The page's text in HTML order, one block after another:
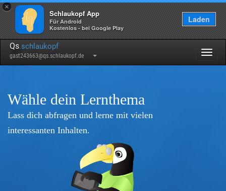
×
Schlaukopf App
Für Android
Kostenlos - bei Google Play
Laden
Qs.schlaukopf
gast243663@qs.schlaukopf.de
Wähle dein Lernthema
Lass dich abfragen und lerne mit vielen
interessanten Inhalten.